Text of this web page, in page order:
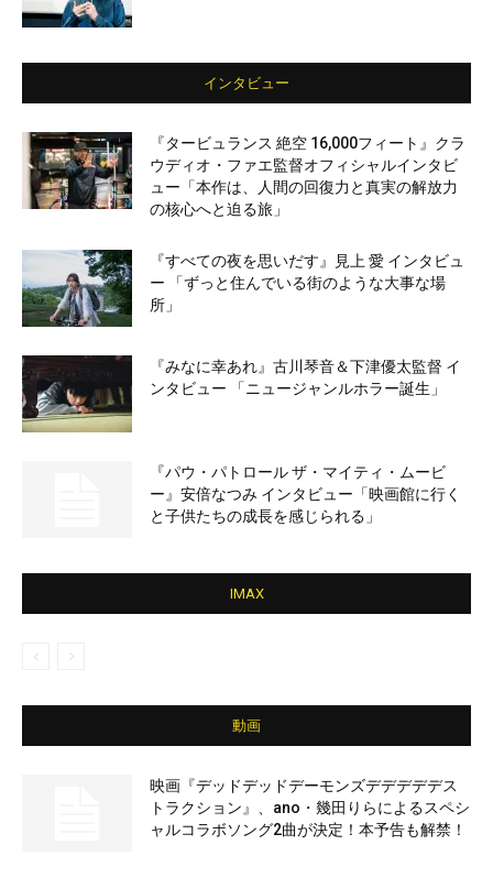
インタビュー
『タービュランス 絶空 16,000フィート』クラ
ウディオ・ファエ監督オフィシャルインタビ
ュー「本作は、人間の回復力と真実の解放力
の核心へと迫る旅」
『すべての夜を思いだす』見上 愛 インタビュ
ー 「ずっと住んでいる街のような大事な場
所」
『みなに幸あれ』古川琴音＆下津優太監督 イ
ンタビュー 「ニュージャンルホラー誕生」
『パウ・パトロール ザ・マイティ・ムービ
ー』安倍なつみ インタビュー「映画館に行く
と子供たちの成長を感じられる」
IMAX
動画
映画『デッドデッドデーモンズデデデデデス
トラクション』、ano・幾田りらによるスペシ
ャルコラボソング2曲が決定！本予告も解禁！